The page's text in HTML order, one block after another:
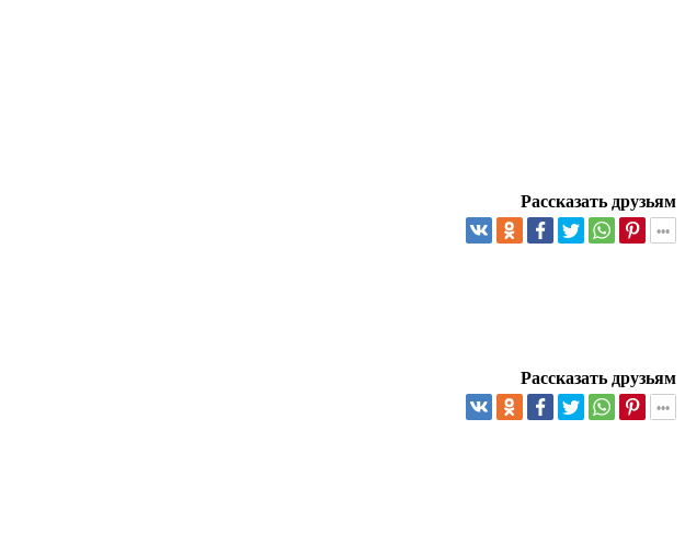
Рассказать друзьям
Рассказать друзьям